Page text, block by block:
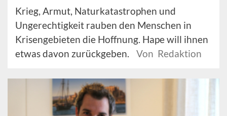
Krieg, Armut, Naturkatastrophen und
Ungerechtigkeit rauben den Menschen in
Krisengebieten die Hoffnung. Hape will ihnen
etwas davon zurückgeben.
Von Redaktion